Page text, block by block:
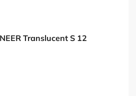
Translucent S 12